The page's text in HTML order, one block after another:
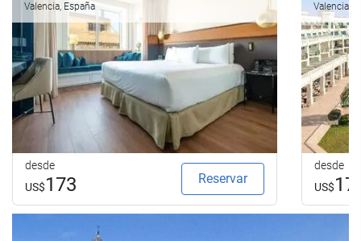
Valencia, España
desde
US$173 Reservar
Valencia,
desde
US$